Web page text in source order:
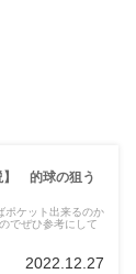
】 的球の狙う
ポケット出来るのか
でぜひ参考にして
2022.12.27